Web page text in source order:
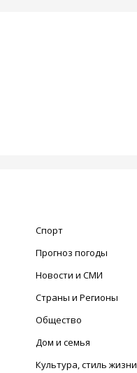
Спорт
Прогноз погоды
Новости и СМИ
Страны и Регионы
Общество
Дом и семья
Культура, стиль жизни